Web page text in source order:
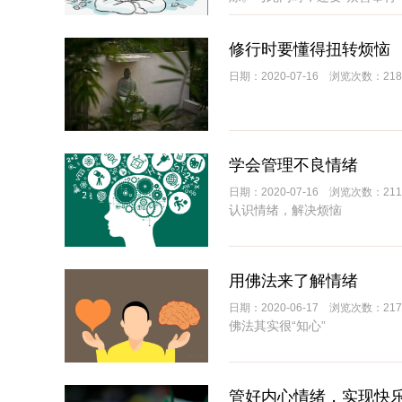
修行时要懂得扭转烦恼
日期：2020-07-16 浏览次数：
学会管理不良情绪
日期：2020-07-16 浏览次数：
认识情绪，解决烦恼
用佛法来了解情绪
日期：2020-06-17 浏览次数：
佛法其实很“知心”
管好内心情绪，实现快